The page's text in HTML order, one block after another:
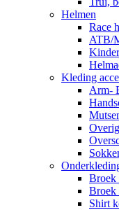
Helmen
Race
ATB/
Kleding
Arm-
Broek
Broek
Shirt